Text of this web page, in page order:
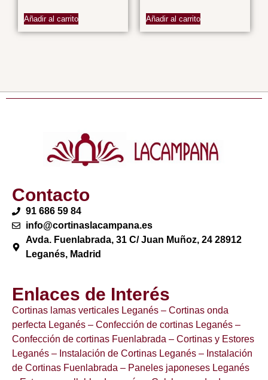
Añadir al carrito Añadir al carrito
Contacto
91 686 59 84
info@cortinaslacampana.es
Avda. Fuenlabrada, 31 C/ Juan Muñoz, 24 28912
Leganés, Madrid
Enlaces de Interés
Cortinas lamas verticales Leganés – Cortinas onda
perfecta Leganés – Confección de cortinas Leganés –
Confección de cortinas Fuenlabrada – Cortinas y Estores
Leganés – Instalación de Cortinas Leganés – Instalación
de Cortinas Fuenlabrada – Paneles japoneses Leganés